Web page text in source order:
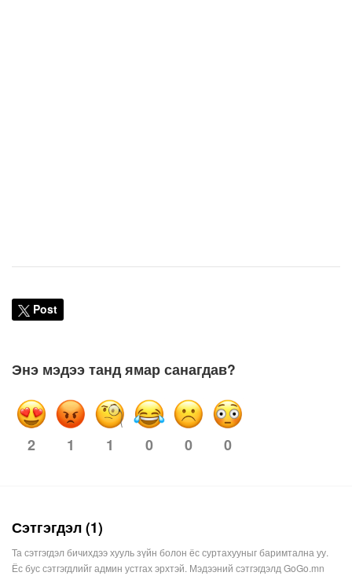
Post
Энэ мэдээ танд ямар санагдав?
2 1 1 0 0 0
Сэтгэгдэл (1)
Та сэтгэгдэл бичихдээ хууль зүйн болон ёс суртахууныг баримтална уу.
Ёс бус сэтгэгдлийг админ устгах эрхтэй. Мэдээний сэтгэгдэлд GoGo.mn